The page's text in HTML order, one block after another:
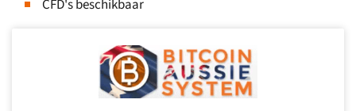
CFD's beschikbaar